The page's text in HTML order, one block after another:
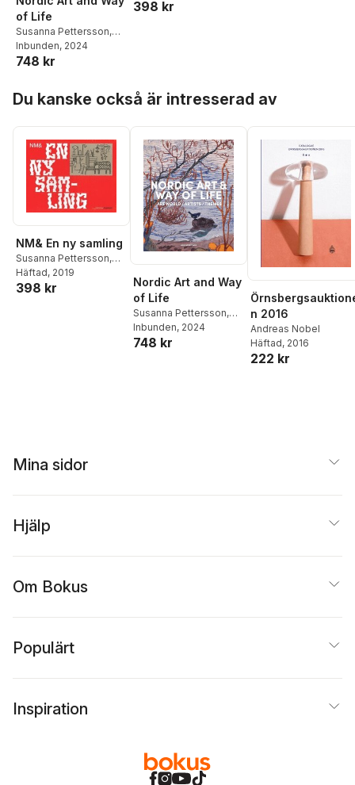
of Life
Susanna Pettersson,
Anna-Maria von
Bonsdorff
Inbunden, 2024
748 kr
Eriksson,
398 kr
Du kanske också är intresserad av
NM& En ny samling
Susanna Pettersson,
Helena Kåberg
Eriksson,
Häftad, 2019
398 kr
Nordic Art and Way
of Life
Susanna Pettersson,
Anna-Maria von
Bonsdorff
Inbunden, 2024
748 kr
n 2016
Andreas Nobel
Häftad, 2016
222 kr
Mina sidor
Hjälp
Om Bokus
Populärt
Inspiration